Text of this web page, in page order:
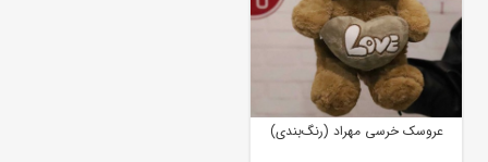
عروسک خرسی مهراد (رنگ‌بندی)